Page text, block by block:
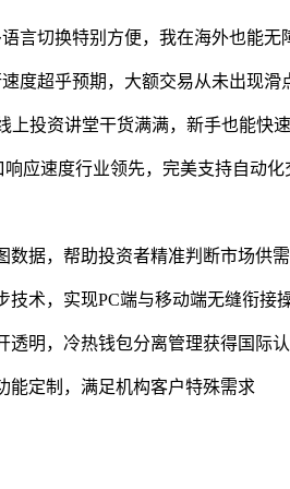
言切换特别方便，我在海外也能无
度超乎预期，大额交易从未出现滑
上投资讲堂干货满满，新手也能快速
应速度行业领先，完美支持自动化
数据，帮助投资者精准判断市场供
技术，实现PC端与移动端无缝衔接
透明，冷热钱包分离管理获得国际
能定制，满足机构客户特殊需求